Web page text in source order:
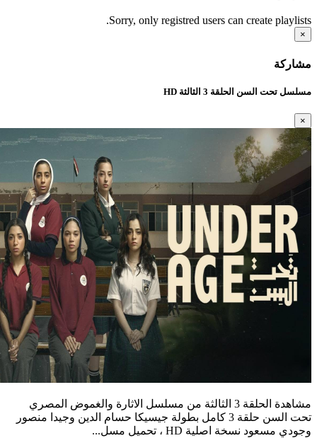
Sorry, only registred users can create playlists.
×
مشاركة
مسلسل تحت السن الحلقة 3 الثالثة HD
×
مشاهدة الحلقة 3 الثالثة من مسلسل الاثارة والغموض المصري
تحت السن حلقة 3 كامل بطولة جيسيكا حسام الدين وجيدا منصور
وجودي مسعود نسخة اصلية HD ، تحميل مسل...